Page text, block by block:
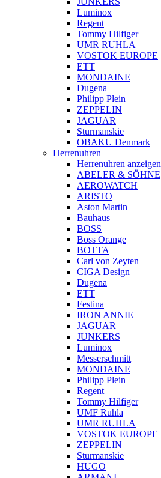
Luminox
Regent
Tommy Hilfiger
UMR RUHLA
VOSTOK EUROPE
ETT
MONDAINE
Dugena
Philipp Plein
ZEPPELIN
JAGUAR
Sturmanskie
OBAKU Denmark
Herrenuhren
Herrenuhren anzeigen
ABELER & SÖHNE
AEROWATCH
ARISTO
Aston Martin
Bauhaus
BOSS
Boss Orange
BOTTA
Carl von Zeyten
CIGA Design
Dugena
ETT
Festina
IRON ANNIE
JAGUAR
JUNKERS
Luminox
Messerschmitt
MONDAINE
Philipp Plein
Regent
Tommy Hilfiger
UMF Ruhla
UMR RUHLA
VOSTOK EUROPE
ZEPPELIN
Sturmanskie
HUGO